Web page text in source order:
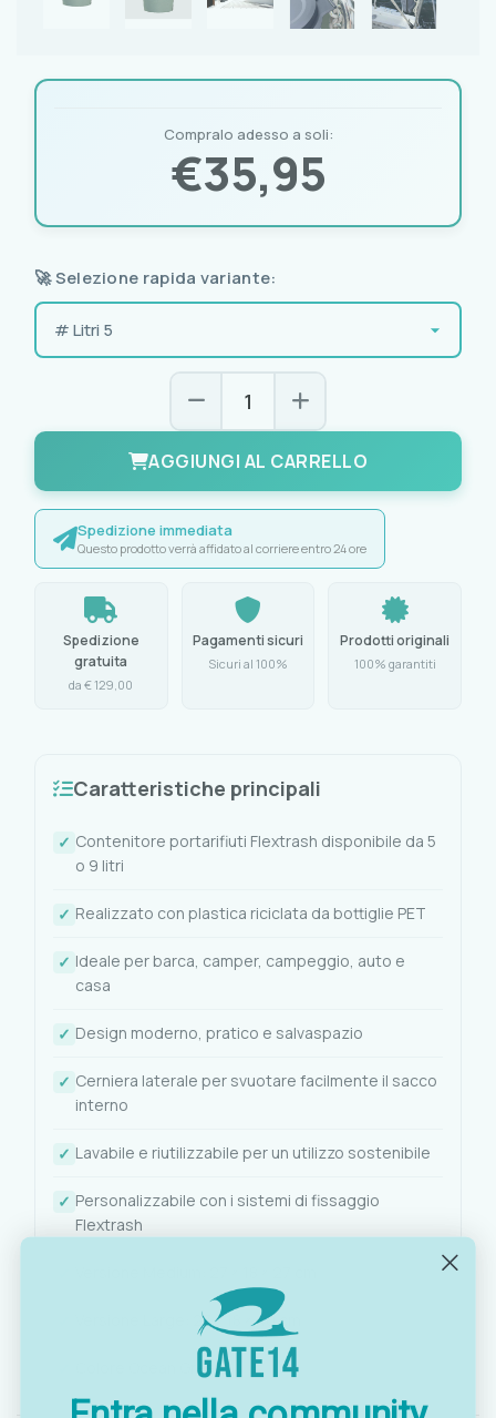
Compralo adesso a soli:
€35,95
🚀 Selezione rapida variante:
AGGIUNGI AL CARRELLO
Spedizione immediata
Questo prodotto verrà affidato al corriere entro 24 ore
Spedizione
gratuita
da € 129,00
Pagamenti sicuri
Sicuri al 100%
Prodotti originali
100% garantiti
Caratteristiche principali
Contenitore portarifiuti Flextrash disponibile da 5
o 9 litri
Realizzato con plastica riciclata da bottiglie PET
Ideale per barca, camper, campeggio, auto e
casa
Design moderno, pratico e salvaspazio
Cerniera laterale per svuotare facilmente il sacco
interno
Lavabile e riutilizzabile per un utilizzo sostenibile
Personalizzabile con i sistemi di fissaggio
Flextrash
Versione Large: 27 × 18 × 40 cm
Colore Ocean Green